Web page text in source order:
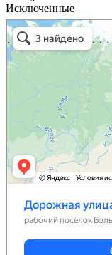
Исключенные